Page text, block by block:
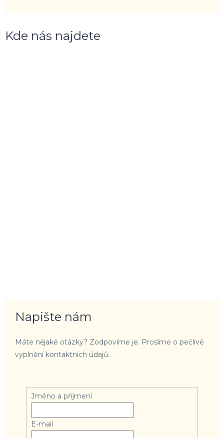
Kde nás najdete
Napište nám
Máte nějaké otázky? Zodpovíme je. Prosíme o pečlivé
vyplnění kontaktních údajů.
Jméno a příjmení
E-mail